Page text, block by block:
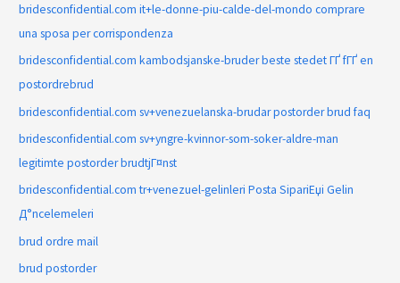
bridesconfidential.com it+le-donne-piu-calde-del-mondo comprare
una sposa per corrispondenza
bridesconfidential.com kambodsjanske-bruder beste stedet ГҐ fГҐ en
postordrebrud
bridesconfidential.com sv+venezuelanska-brudar postorder brud faq
bridesconfidential.com sv+yngre-kvinnor-som-soker-aldre-man
legitimte postorder brudtjГ¤nst
bridesconfidential.com tr+venezuel-gelinleri Posta SipariЕџi Gelin
Д°ncelemeleri
brud ordre mail
brud postorder